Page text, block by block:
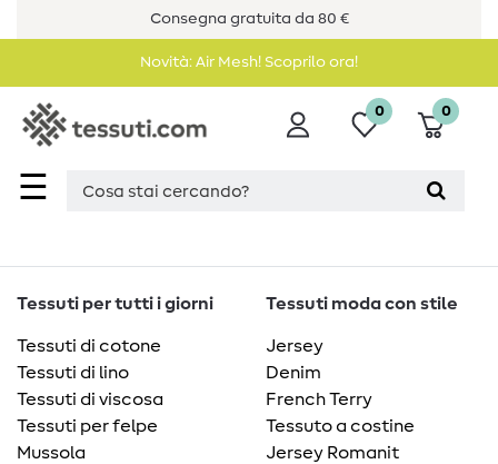
Consegna gratuita da 80 €
Novità: Air Mesh! Scoprilo ora!
☰
0 0
Tessuti per tutti i giorni
Tessuti di cotone
Tessuti di lino
Tessuti di viscosa
Tessuti per felpe
Mussola
Tessuti moda con stile
Jersey
Denim
French Terry
Tessuto a costine
Jersey Romanit